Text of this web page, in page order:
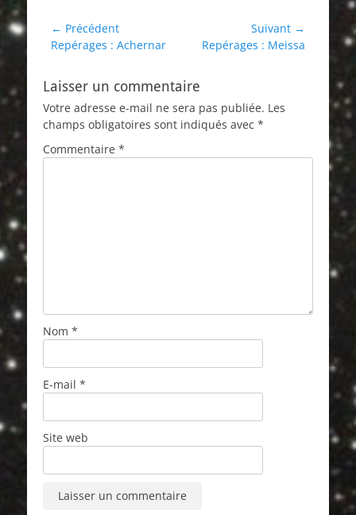
Navigation
de
← Précédent
Article
Repérages : Achernar
Suivant →
ArticleRepérages : Meissa
Laisser un commentaire
Votre adresse e-mail ne sera pas publiée. Les
champs obligatoires sont indiqués avec *
Commentaire *
Nom *
E-mail *
Site web